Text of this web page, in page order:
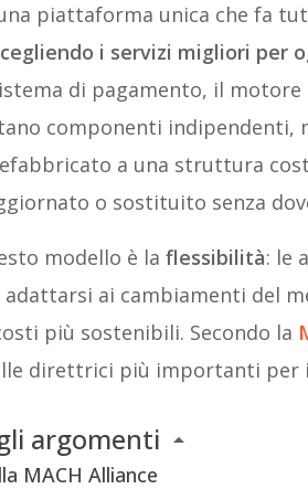
piattaforma unica che fa
i servizi migliori per
di pagamento, il
componenti indipendenti,
a una struttura
o sostituito senza
modello è la flessibilità: le
adattarsi ai cambiamenti del
più sostenibili. Secondo la
direttrici più importanti per
argomenti
MACH Alliance